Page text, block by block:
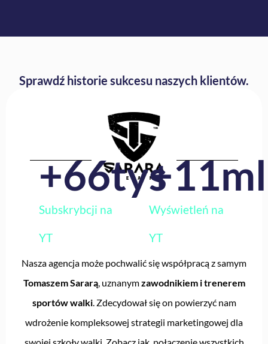
Sprawdź historie sukcesu naszych klientów.
Subskrybcji na
YT
+66tys
Wyświetleń na
YT
+11
Nasza agencja może pochwalić się współpracą z samym
Tomaszem Sararą, uznanymzawodnikiem i trenerem
sportów walki. Zdecydował się on powierzyć nam
wdrożenie kompleksowej strategii marketingowej dla